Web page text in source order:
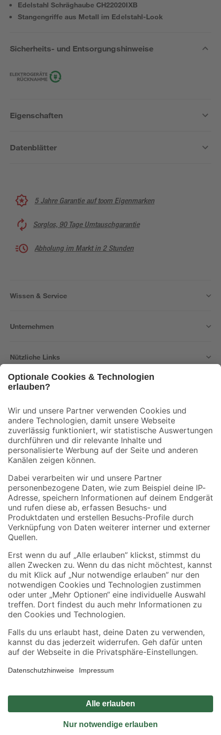
Edelstahl Schräghaube CH22020IXB
Stangengriffe aus Metall im Edelstahl-Look
Sicherheits- und Entsorgungshinweise
Eigenschaften
Datenblätter
5 Jahre Garantie auf toom Eigenmarken
Sorglos, 90 Tage Umtauschgarantie
Abholung im Markt in 2 Stunden
Wissen & Service
Unternehmen
Nützliche Links
Der toom Newsletter: Keine Angebote und Aktionen mehr verpassen!
Zur Newsletter Anmeldung
Folge uns
Zahlungsarten Versandarten
Sicher einkaufen
Jetzt die toom-App herunterladen
Alle Preisangaben in EUR inkl. gesetzl. MwSt.. Die dargestellten Angebote sind unter
Umständen nicht in allen Märkten verfügbar. Die angegebenen Verfügbarkeiten beziehen
Produkte nur solange der Vorrat reicht.
*Paketversand ab 59 € versandkostenfrei, gilt nicht für Artikel mit Speditionsversand, hier
Privatsphäre Impressum
Nutzungsbedingungen
Widerrufsrecht
Vertrag widerrufen